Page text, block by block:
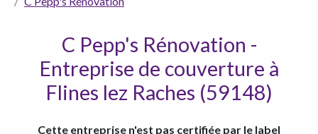
C Pepp's Rénovation -
Entreprise de couverture à
Flines lez Raches (59148)
Cette entreprise n'est pas certifiée par le label